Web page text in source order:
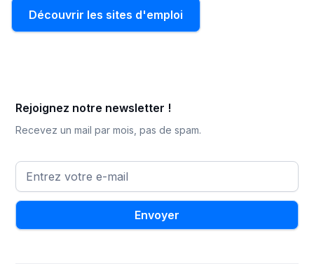
Découvrir les sites d'emploi
Rejoignez notre newsletter !
Recevez un mail par mois, pas de spam.